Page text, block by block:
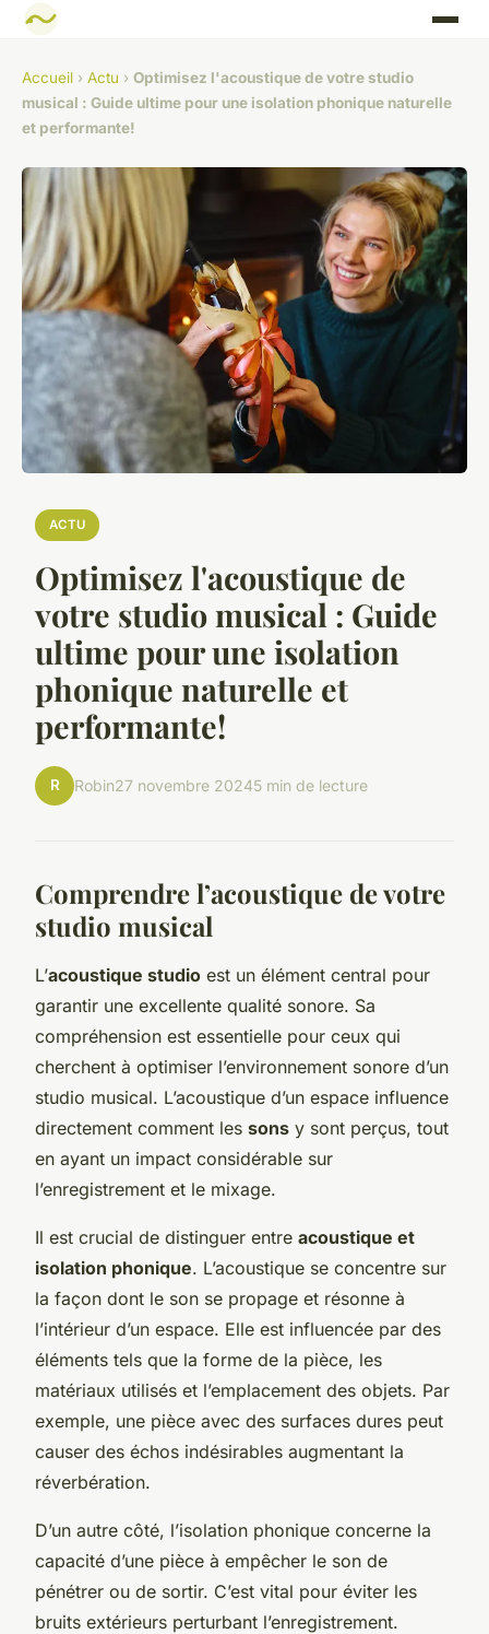
Accueil › Actu › Optimisez l'acoustique de votre studio
musical : Guide ultime pour une isolation phonique naturelle
et performante!
ACTU
Optimisez l'acoustique de
votre studio musical : Guide
ultime pour une isolation
phonique naturelle et
performante!
R Robin27 novembre 20245 min de lecture
Comprendre l’acoustique de votre
studio musical
L’acoustique studio est un élément central pour
garantir une excellente qualité sonore. Sa
compréhension est essentielle pour ceux qui
cherchent à optimiser l’environnement sonore d’un
studio musical. L’acoustique d’un espace influence
directement comment les sons y sont perçus, tout
en ayant un impact considérable sur
l’enregistrement et le mixage.
Il est crucial de distinguer entre acoustique et
isolation phonique. L’acoustique se concentre sur
la façon dont le son se propage et résonne à
l’intérieur d’un espace. Elle est influencée par des
éléments tels que la forme de la pièce, les
matériaux utilisés et l’emplacement des objets. Par
exemple, une pièce avec des surfaces dures peut
causer des échos indésirables augmentant la
réverbération.
D’un autre côté, l’isolation phonique concerne la
capacité d’une pièce à empêcher le son de
pénétrer ou de sortir. C’est vital pour éviter les
bruits extérieurs perturbant l’enregistrement.